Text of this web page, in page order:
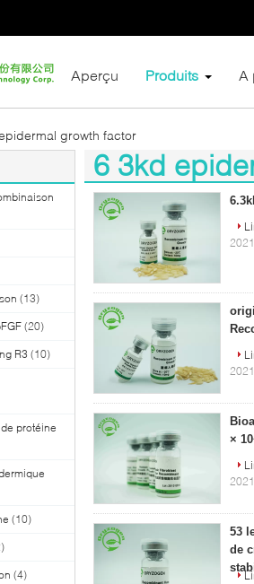
Aperçu Produits A
growth factor
(13)
(20)
R3 (10)
protéine
(10)
(4)
6 3kd
(23)
×
53
de